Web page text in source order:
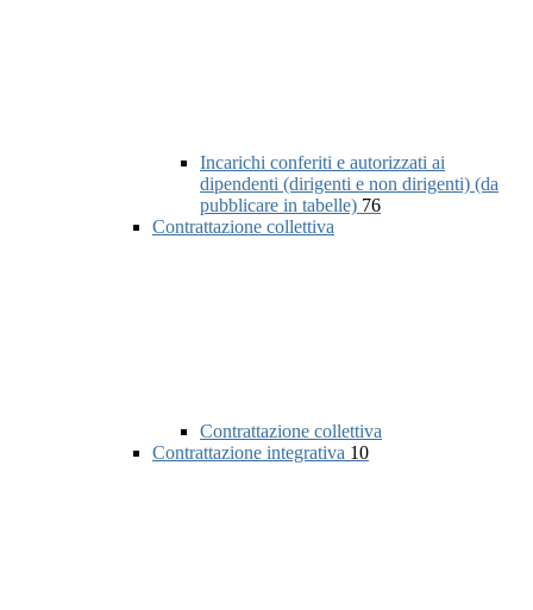
Incarichi conferiti e autorizzati ai
dipendenti (dirigenti e non dirigenti) (da
pubblicare in tabelle) 76
Contrattazione collettiva
Contrattazione collettiva
Contrattazione integrativa 10